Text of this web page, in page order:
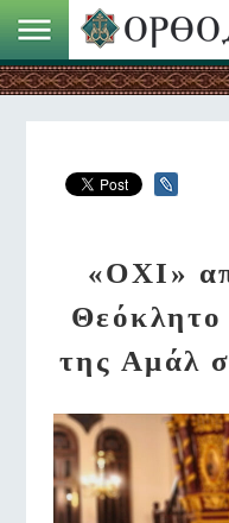
«ΟΧΙ»
Θεόκλητο
της Αμάλ